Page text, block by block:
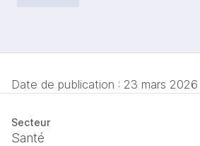
Date de publication : 23 mars 2026
Secteur
Santé